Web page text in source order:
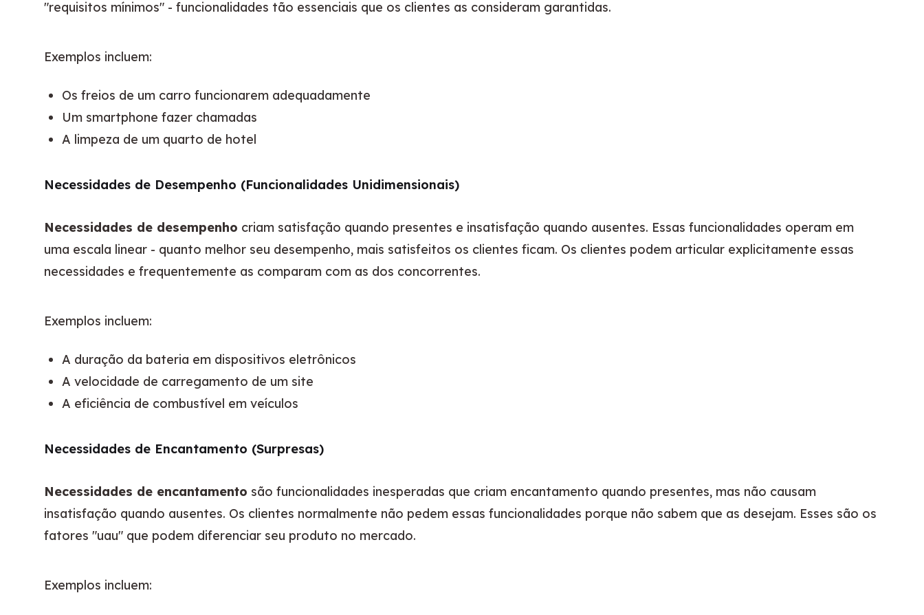
"requisitos mínimos" - funcionalidades tão essenciais que os clientes as consideram garantidas.
Exemplos incluem:
Os freios de um carro funcionarem adequadamente
Um smartphone fazer chamadas
A limpeza de um quarto de hotel
Necessidades de Desempenho (Funcionalidades Unidimensionais)
Necessidades de desempenho criam satisfação quando presentes e insatisfação quando ausentes. Essas funcionalidades operam em
uma escala linear - quanto melhor seu desempenho, mais satisfeitos os clientes ficam. Os clientes podem articular explicitamente essas
necessidades e frequentemente as comparam com as dos concorrentes.
Exemplos incluem:
A duração da bateria em dispositivos eletrônicos
A velocidade de carregamento de um site
A eficiência de combustível em veículos
Necessidades de Encantamento (Surpresas)
Necessidades de encantamento são funcionalidades inesperadas que criam encantamento quando presentes, mas não causam
insatisfação quando ausentes. Os clientes normalmente não pedem essas funcionalidades porque não sabem que as desejam. Esses são os
fatores "uau" que podem diferenciar seu produto no mercado.
Exemplos incluem: